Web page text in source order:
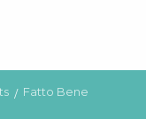
Fatto Bene